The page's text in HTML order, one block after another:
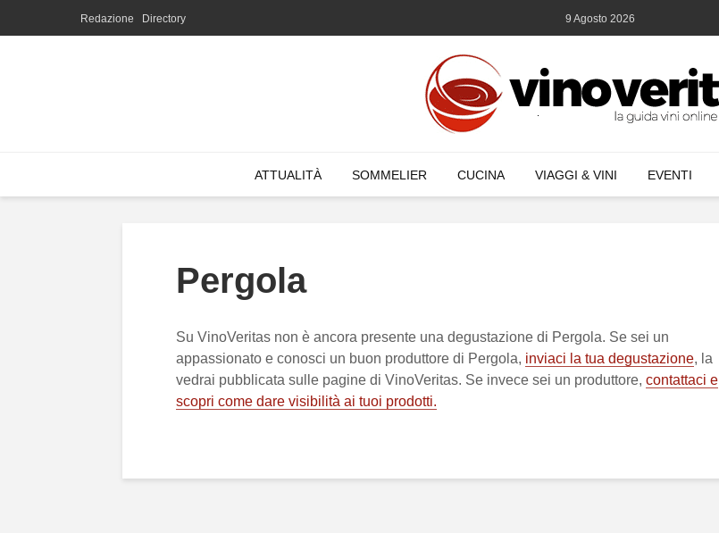
Redazione Directory 9 Agosto 2026
ATTUALITÀ SOMMELIER CUCINA VIAGGI & VINI EVENTI
Pergola
Su VinoVeritas non è ancora presente una degustazione di Pergola. Se sei un
appassionato e conosci un buon produttore di Pergola, inviaci la tua degustazione, la
vedrai pubblicata sulle pagine di VinoVeritas. Se invece sei un produttore, contattaci e
scopri come dare visibilità ai tuoi prodotti.